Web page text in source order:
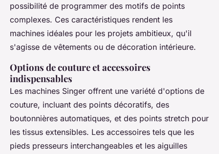
possibilité de programmer des motifs de points
complexes. Ces caractéristiques rendent les
machines idéales pour les projets ambitieux, qu'il
s'agisse de vêtements ou de décoration intérieure.
Options de couture et accessoires
indispensables
Les machines Singer offrent une variété d'options de
couture, incluant des points décoratifs, des
boutonnières automatiques, et des points stretch pour
les tissus extensibles. Les accessoires tels que les
pieds presseurs interchangeables et les aiguilles